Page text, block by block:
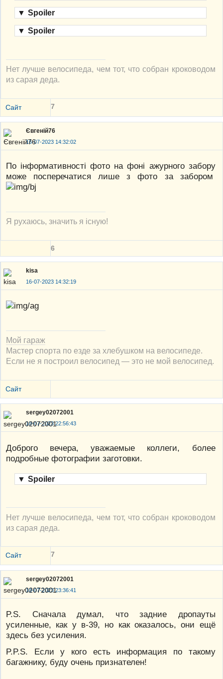
▼ Spoiler
▼ Spoiler
Нет лучше велосипеда, чем тот, что собран кроководом
из сарая деда.
Сайт 7
Євгеній76
16-07-2023 14:32:02
По інформативності фото на фоні ажурного забору
може посперечатися лише з фото за забором
Я рухаюсь, значить я існую!
6
kisa
16-07-2023 14:32:19
Мой гараж
Мастер спорта по езде за хлебушком на велосипеде.
Если не я построил велосипед — это не мой велосипед.
Сайт
sergey02072001
18-07-2023 22:56:43
Доброго вечера, уважаемые коллеги, более
подробные фотографии заготовки.
▼ Spoiler
Нет лучше велосипеда, чем тот, что собран кроководом
из сарая деда.
Сайт 7
sergey02072001
18-07-2023 23:36:41
P.S. Сначала думал, что задние дропауты
усиленные, как у в-39, но как оказалось, они ещё
здесь без усиления.
P.P.S. Если у кого есть информация по такому
багажнику, буду очень признателен!